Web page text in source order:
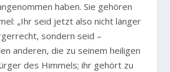
haben. Sie gehören
„Ihr seid jetzt also nicht länger
sondern seid –
anderen, die zu seinem heiligen
des Himmels; ihr gehört zu